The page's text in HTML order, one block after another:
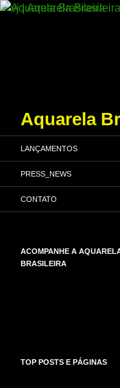
Aquarela
LANÇAMENTOS
PRESS_NEWS
CONTATO
ACOMPANHE A
BRASILEIRA
TOP POSTS E PÁGINAS